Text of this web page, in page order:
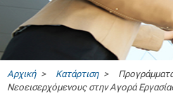
Αρχική> Κατάρτιση> Προγράμματα
Νεοεισερχόμενους στην Αγορά